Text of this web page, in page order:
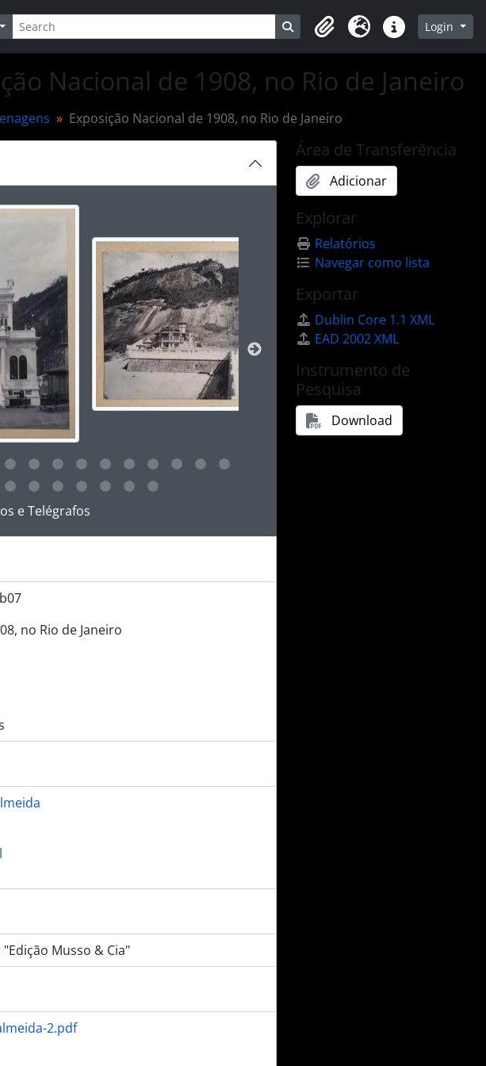
Opções de busca Busque na página de navegação
Clipboard
Idioma Atalhos Login
Nacional de 1908, no Rio de Janeiro
Exposição Nacional de 1908, no Rio de Janeiro
da descrição exibido no carrossel seguinte será alterado. Clicando em
de visualização da descrição deste objeto digital será aberta. O texto
e Telégrafos
no Rio de Janeiro
Musso & Cia"
2.pdf
Área de Transferência
Adicionar
Explorar
Relatórios
Navegar como lista
Exportar
Dublin Core 1.1 XML
EAD 2002 XML
Instrumento de
Pesquisa
Download